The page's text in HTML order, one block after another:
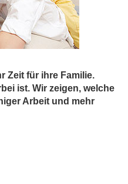
Zeit für ihre Familie.
ist. Wir zeigen, welche
Arbeit und mehr